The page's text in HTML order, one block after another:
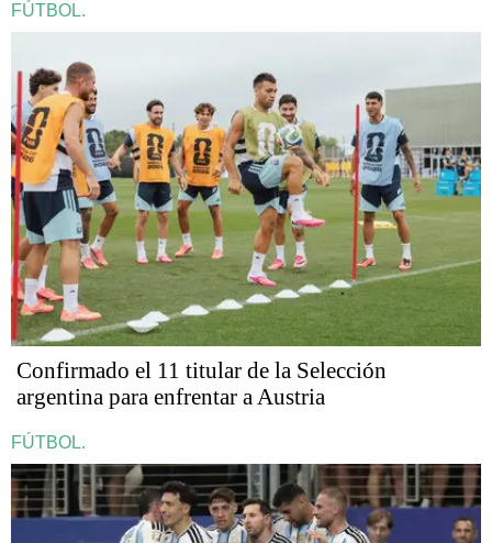
FÚTBOL.
Confirmado el 11 titular de la Selección
argentina para enfrentar a Austria
FÚTBOL.